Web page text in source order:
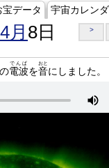
宝データ 宇宙カレン
月 8日 >
の電波
でんぱ
を音
おと
にしました。